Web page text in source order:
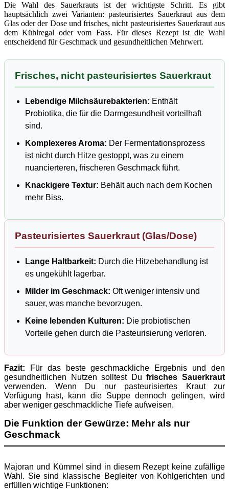
Die Wahl des Sauerkrauts ist der wichtigste Schritt. Es gibt
hauptsächlich zwei Varianten: pasteurisiertes Sauerkraut aus dem
Glas oder der Dose und frisches, nicht pasteurisiertes Sauerkraut aus
dem Kühlregal oder vom Fass. Für dieses Rezept ist die Wahl
entscheidend für Geschmack und gesundheitlichen Mehrwert.
Frisches, nicht pasteurisiertes Sauerkraut
Lebendige Milchsäurebakterien: Enthält
Probiotika, die für die Darmgesundheit vorteilhaft
sind.
Komplexeres Aroma: Der Fermentationsprozess
ist nicht durch Hitze gestoppt, was zu einem
nuancierteren, frischeren Geschmack führt.
Knackigere Textur: Behält auch nach dem Kochen
mehr Biss.
Pasteurisiertes Sauerkraut (Glas/Dose)
Lange Haltbarkeit: Durch die Hitzebehandlung ist
es ungekühlt lagerbar.
Milder im Geschmack: Oft weniger intensiv und
sauer, was manche bevorzugen.
Keine lebenden Kulturen: Die probiotischen
Vorteile gehen durch die Pasteurisierung verloren.
Fazit: Für das beste geschmackliche Ergebnis und den
gesundheitlichen Nutzen solltest Dufrisches Sauerkraut
verwenden. Wenn Du nur pasteurisiertes Kraut zur
Verfügung hast, kann die Suppe dennoch gelingen, wird
aber weniger geschmackliche Tiefe aufweisen.
Die Funktion der Gewürze: Mehr als nur
Geschmack
Majoran und Kümmel sind in diesem Rezept keine zufällige
Wahl. Sie sind klassische Begleiter von Kohlgerichten und
erfüllen wichtige Funktionen: